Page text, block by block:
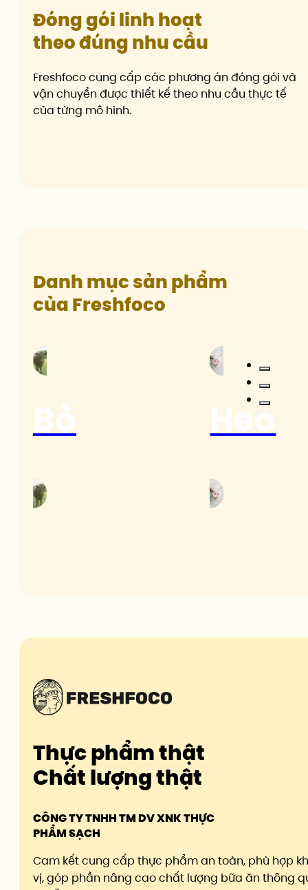
Đóng gói linh hoạt
theo đúng nhu cầu
Freshfoco cung cấp các phương án đóng gói và
vận chuyển được thiết kế theo nhu cầu thực tế
của từng mô hình.
Danh mục sản phẩm
của Freshfoco
Bò Heo
Thực phẩm thật
Chất lượng thật
CÔNG TY TNHH TM DV XNK THỰC
PHẨM SẠCH
Cam kết cung cấp thực phẩm an toàn, phù hợp
vị, góp phần nâng cao chất lượng bữa ăn thông